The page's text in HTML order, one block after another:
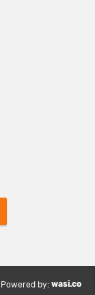
Powered by: wasi.co